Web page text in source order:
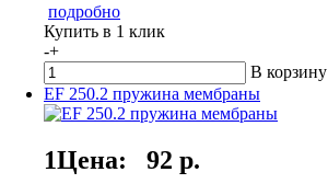
подробно
Купить в 1 клик
-+
В корзину
EF 250.2 пружина мембраны
1Цена: 92 р.